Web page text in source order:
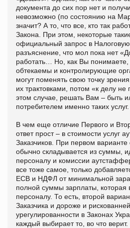
документа до сих пор нет и
невозможно (по состоянию на
значит? А то, что все, кто так
Закона. При этом, некоторые
официальный запрос в
разъяснение, что мол пока нет
работать… Но, как Вы понимаете,
обтекаемы и контролирующие
могут поменять свою точку
их трактовками, потом «к делу
этом случае, решать Вам – быть
потребителем именно таких услуг.
В чем еще отличие Первого и
ответ прост – в стоимости услуг
Заказчиков. При первом варианте
обычно складывается из суммы,
персоналу и комиссии
все тоже самое, только
ЕСВ и НДФЛ от минимальной
полной суммы зарплаты, которая
персоналу. То есть, второй
Заказчика и дороже и
урегулированности в Законах
каждый выбирает то, во что верит.